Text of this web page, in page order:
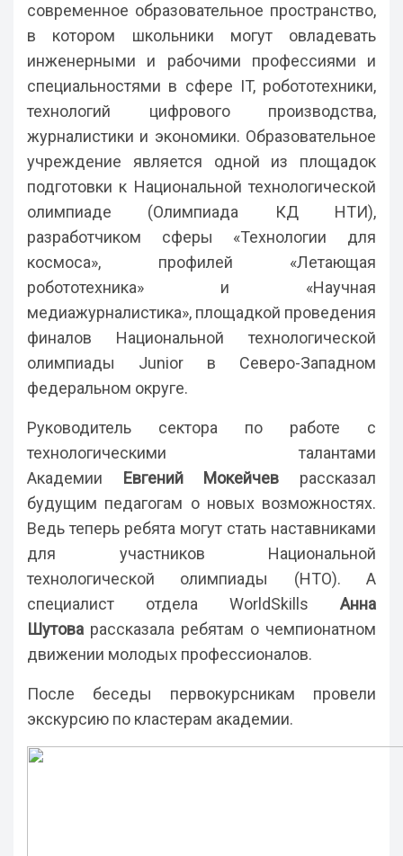
современное образовательное пространство,
в котором школьники могут овладевать
инженерными и рабочими профессиями и
специальностями в сфере IT, робототехники,
технологий цифрового производства,
журналистики и экономики. Образовательное
учреждение является одной из площадок
подготовки к Национальной технологической
олимпиаде (Олимпиада КД НТИ),
разработчиком сферы «Технологии для
космоса», профилей «Летающая
робототехника» и «Научная
медиажурналистика», площадкой проведения
финалов Национальной технологической
олимпиады Junior в Северо-Западном
федеральном округе.
Руководитель сектора по работе с
технологическими талантами
Академии Евгений Мокейчев рассказал
будущим педагогам о новых возможностях.
Ведь теперь ребята могут стать наставниками
для участников Национальной
технологической олимпиады (НТО). А
специалист отдела WorldSkills Анна
Шутова рассказала ребятам о чемпионатном
движении молодых профессионалов.
После беседы первокурсникам провели
экскурсию по кластерам академии.